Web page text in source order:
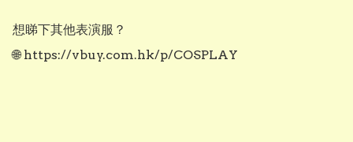
想睇下其他表演服？
🌐 https://vbuy.com.hk/p/COSPLAY